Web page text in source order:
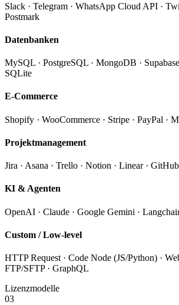
Slack · Telegram · WhatsApp Cloud API ·
Postmark
Datenbanken
MySQL · PostgreSQL · MongoDB ·
SQLite
E-Commerce
Shopify · WooCommerce · Stripe · PayPal ·
Projektmanagement
Jira · Asana · Trello · Notion · Linear ·
KI & Agenten
OpenAI · Claude · Google Gemini ·
Custom / Low-level
HTTP Request · Code Node (JS/Python) ·
FTP/SFTP · GraphQL
Lizenzmodelle
03